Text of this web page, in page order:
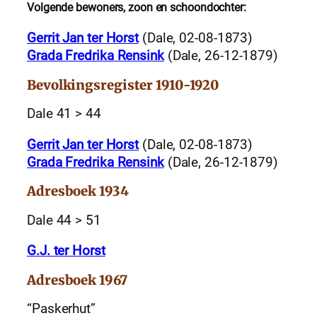
Volgende bewoners, zoon en schoondochter:
Gerrit Jan ter Horst(Dale, 02-08-1873)
Grada Fredrika Rensink(Dale, 26-12-1879)
Bevolkingsregister 1910-1920
Dale 41 > 44
Gerrit Jan ter Horst(Dale, 02-08-1873)
Grada Fredrika Rensink(Dale, 26-12-1879)
Adresboek 1934
Dale 44 > 51
G.J. ter Horst
Adresboek 1967
“Paskerhut”